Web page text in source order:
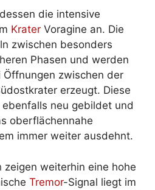
die intensive
Krater Voragine an. Die
zwischen besonders
Phasen und werden
zwischen der
erzeugt. Diese
neu gebildet und
oberflächennahe
immer weiter ausdehnt.
zeigen weiterhin eine hohe
Tremor-Signal liegt im